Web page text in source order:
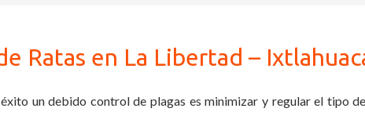
Ratas en La Libertad –
un debido control de plagas es minimizar y regular el tipo